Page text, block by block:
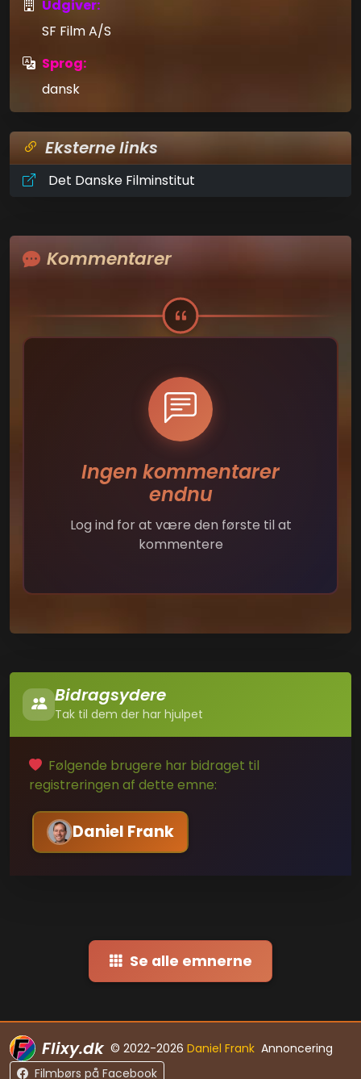
Udgiver:
SF Film A/S
Sprog:
dansk
Eksterne links
Det Danske Filminstitut
Kommentarer
Ingen kommentarer
endnu
Log ind for at være den første til at
kommentere
Bidragsydere
Tak til dem der har hjulpet
Følgende brugere har bidraget til
registreringen af dette emne:
Daniel Frank
Se alle emnerne
Flixy.dk © 2022-2026 Daniel Frank Annoncering
Filmbørs på Facebook